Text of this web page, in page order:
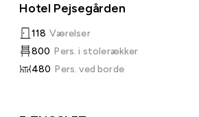
Hotel Pejsegården
118 Værelser
800 Pers. i stolerækker
480 Pers. ved borde